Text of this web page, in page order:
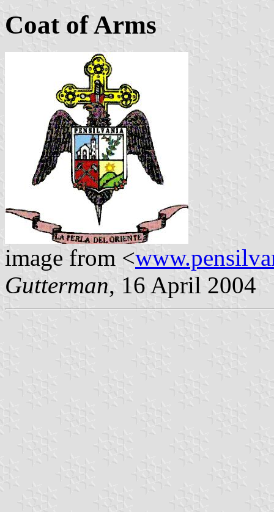
Coat of Arms
image from <
Gutterman, 16 April 2004